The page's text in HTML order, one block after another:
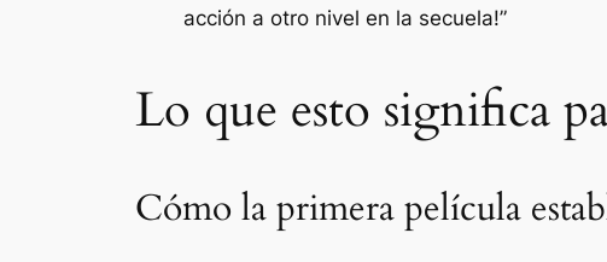
acción a otro nivel en la secuela!”
Lo que esto significa
Cómo la primera película